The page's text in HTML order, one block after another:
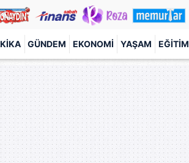
GÜNDEM EKONOMI YAŞAM EĞITIM